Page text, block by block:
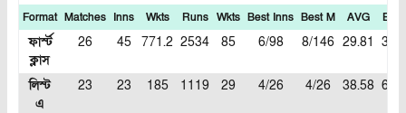
Format Matches Inns Wkts Runs Wkts Best Inns Best M AVG ECN
ফার্স্ট
ক্লাস
26 45 771.2 2534 85 6/98 8/146 29.81 3.28
লিস্ট
এ
23 23 185 1119 29 4/26 4/26 38.58 6.04